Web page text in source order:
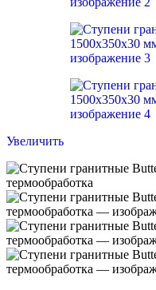
Увеличить